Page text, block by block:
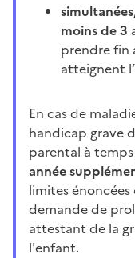
moins de 3
prendre fin
atteignent
En cas de
handicap grave
parental à
année
limites énoncées
demande de
attestant de la
l'enfant.